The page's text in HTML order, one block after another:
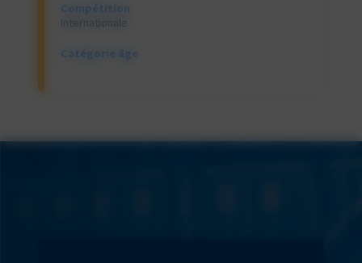
Compétition
Internationale